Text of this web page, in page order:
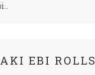
EBI ROLLS